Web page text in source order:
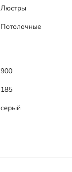
Люстры
Потолочные
900
185
серый